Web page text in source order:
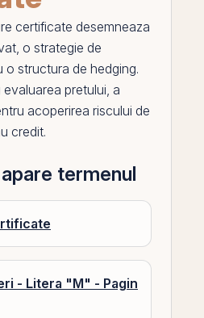
certificate desemneaza
o strategie de
o structura de hedging.
pretului, a
acoperirea riscului de
credit.
termenul
- Litera "M" - Pagin